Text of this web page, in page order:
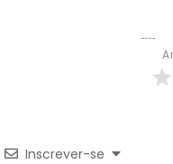
Inscrever-se